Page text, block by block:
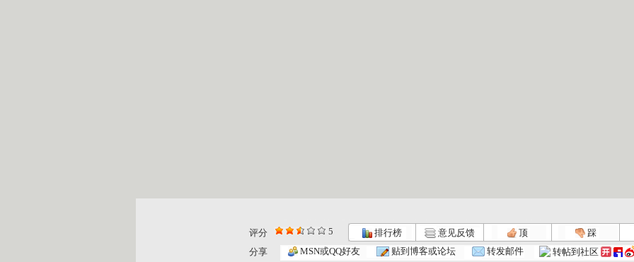
评分 5 排行榜 意见反馈 顶
踩
分享
MSN或QQ好友 贴到博客或论坛 转发邮件 转帖到社区